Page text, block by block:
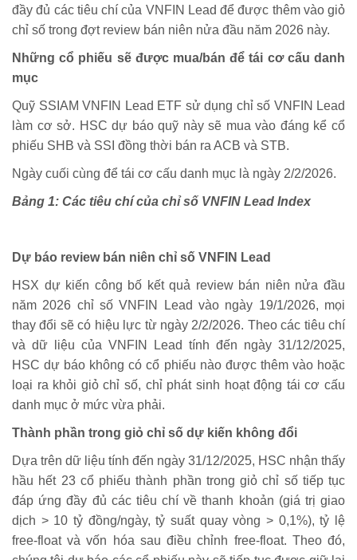
đầy đủ các tiêu chí của VNFIN Lead để được thêm vào giỏ
chỉ số trong đợt review bán niên nửa đầu năm 2026 này.
Những cổ phiếu sẽ được mua/bán để tái cơ cấu danh
mục
Quỹ SSIAM VNFIN Lead ETF sử dụng chỉ số VNFIN Lead
làm cơ sở. HSC dự báo quỹ này sẽ mua vào đáng kể cổ
phiếu SHB và SSI đồng thời bán ra ACB và STB.
Ngày cuối cùng để tái cơ cấu danh mục là ngày 2/2/2026.
Bảng 1: Các tiêu chí của chỉ số VNFIN Lead Index
Dự báo review bán niên chỉ số VNFIN Lead
HSX dự kiến công bố kết quả review bán niên nửa đầu
năm 2026 chỉ số VNFIN Lead vào ngày 19/1/2026, mọi
thay đổi sẽ có hiệu lực từ ngày 2/2/2026. Theo các tiêu chí
và dữ liệu của VNFIN Lead tính đến ngày 31/12/2025,
HSC dự báo không có cổ phiếu nào được thêm vào hoặc
loại ra khỏi giỏ chỉ số, chỉ phát sinh hoạt động tái cơ cấu
danh mục ở mức vừa phải.
Thành phần trong giỏ chỉ số dự kiến không đổi
Dựa trên dữ liệu tính đến ngày 31/12/2025, HSC nhận thấy
hầu hết 23 cổ phiếu thành phần trong giỏ chỉ số tiếp tục
đáp ứng đầy đủ các tiêu chí về thanh khoản (giá trị giao
dịch > 10 tỷ đồng/ngày, tỷ suất quay vòng > 0,1%), tỷ lệ
free-float và vốn hóa sau điều chỉnh free-float. Theo đó,